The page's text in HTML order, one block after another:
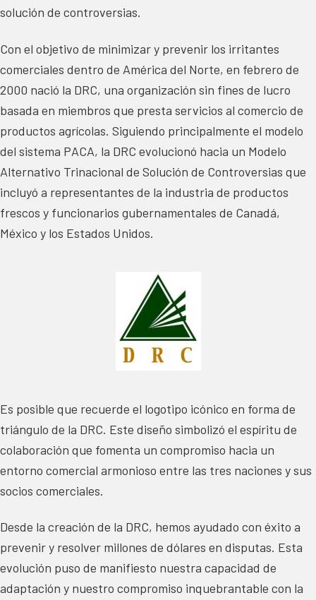
solución de controversias.
Con el objetivo de minimizar y prevenir los irritantes
comerciales dentro de América del Norte, en febrero de
2000 nació la DRC, una organización sin fines de lucro
basada en miembros que presta servicios al comercio de
productos agrícolas. Siguiendo principalmente el modelo
del sistema PACA, la DRC evolucionó hacia un Modelo
Alternativo Trinacional de Solución de Controversias que
incluyó a representantes de la industria de productos
frescos y funcionarios gubernamentales de Canadá,
México y los Estados Unidos.
Es posible que recuerde el logotipo icónico en forma de
triángulo de la DRC. Este diseño simbolizó el espíritu de
colaboración que fomenta un compromiso hacia un
entorno comercial armonioso entre las tres naciones y sus
socios comerciales.
Desde la creación de la DRC, hemos ayudado con éxito a
prevenir y resolver millones de dólares en disputas. Esta
evolución puso de manifiesto nuestra capacidad de
adaptación y nuestro compromiso inquebrantable con la